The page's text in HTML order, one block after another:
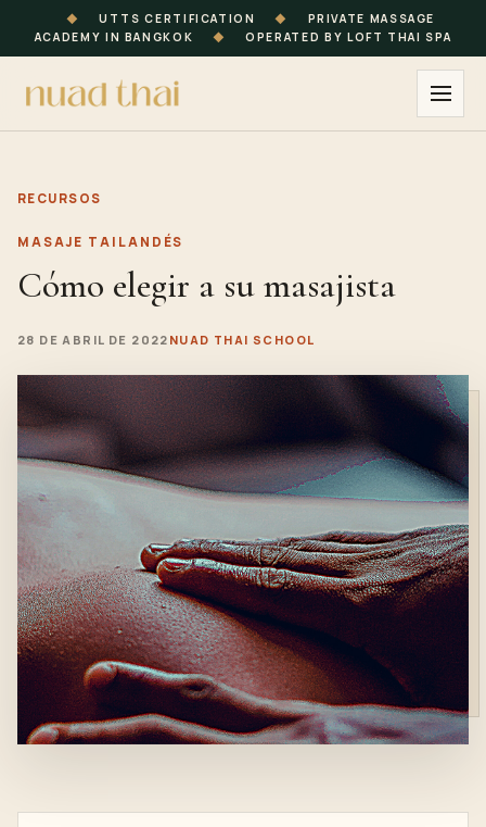
◆ UTTS CERTIFICATION ◆
PRIVATE MASSAGE
ACADEMY IN BANGKOK
◆ OPERATED BY LOFT THAI SPA
RECURSOS
MASAJE TAILANDÉS
Cómo elegir a su masajista
28 DE ABRIL DE 2022 NUAD THAI SCHOOL